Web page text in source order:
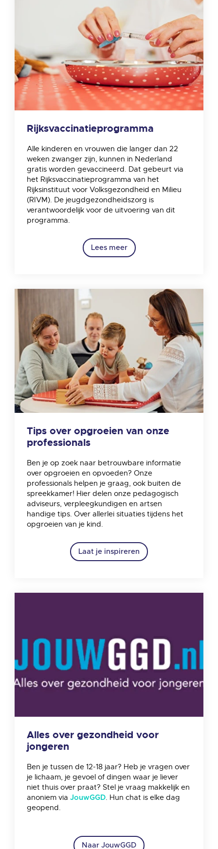
Rijksvaccinatieprogramma
Alle kinderen en vrouwen die langer dan 22
weken zwanger zijn, kunnen in Nederland
gratis worden gevaccineerd. Dat gebeurt via
het Rijksvaccinatieprogramma van het
Rijksinstituut voor Volksgezondheid en Milieu
(RIVM). De jeugdgezondheidszorg is
verantwoordelijk voor de uitvoering van dit
programma.
Lees meer
Tips over opgroeien van onze
professionals
Ben je op zoek naar betrouwbare informatie
over opgroeien en opvoeden? Onze
professionals helpen je graag, ook buiten de
spreekkamer! Hier delen onze pedagogisch
adviseurs, verpleegkundigen en artsen
handige tips. Over allerlei situaties tijdens het
opgroeien van je kind.
Laat je inspireren
Alles over gezondheid voor
jongeren
Ben je tussen de 12-18 jaar? Heb je vragen over
je lichaam, je gevoel of dingen waar je liever
niet thuis over praat? Stel je vraag makkelijk en
anoniem via JouwGGD. Hun chat is elke dag
geopend.
Naar JouwGGD